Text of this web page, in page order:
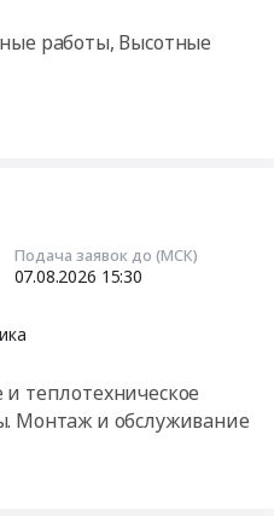
услуги
Хозтовары, Тара
работы, Высотные
Подача заявок до (МСК)
07.08.2026 15:30
теплотехническое
Монтаж и обслуживание